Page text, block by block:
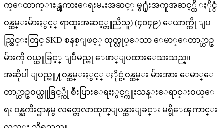
က္ေထာက္ၫႊန္ၾကားေရးမႉးအဆင့္ မွ႐ုံးအကူအဆင့္ထိ ႏိုင္ငံ
ဝန္ထမ္းမ်ားႏွင့္ ရာထူးအဆင့္တူညီသူ) (၄၀၄၉) ေယာက္ကို ျပ
ည္တြင္းတြင္ SKD စနစ္ျဖင့္ ထုတ္လုပ္ေသာ ေမာ္ေတာ္ယာဥ္
မ်ားကို ဝယ္ယူခြင့္ ျပဳမည္ဟု ေဖာ္ျပထားေသးသည္။
အဆိုပါ ျပည္သူ႔ဝန္ထမ္းႏွင့္ ႏိုင္ငံ့ဝန္ထမ္း မ်ားအား ေမာ္ေ
တာ္ယာဥ္ဝယ္ယူခြင့္ကို စီးပြားေရးႏွင့္ကူးသန္းေရာင္းဝယ္ေ
ရး ဝန္ႀကီးဌာနမွ လတ္တေလာထုတ္ျပန္ထားျခင္း မရွိေၾကာင္း